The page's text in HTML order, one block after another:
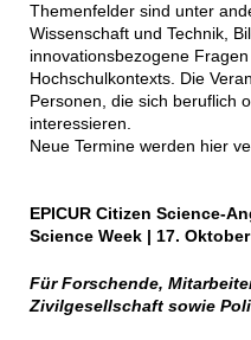
Themenfelder sind unter
Wissenschaft und Technik,
innovationsbezogene
Hochschulkontexts. Die
Personen, die sich beruflich
interessieren.
Neue Termine werden hier
EPICUR Citizen Science-
Science Week | 17.
Für Forschende,
Zivilgesellschaft sowie